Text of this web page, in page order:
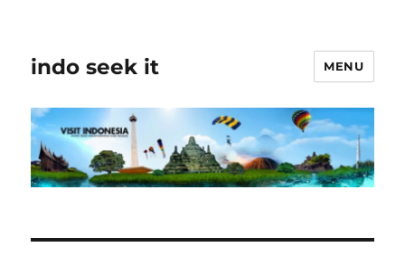
indo seek it MENU